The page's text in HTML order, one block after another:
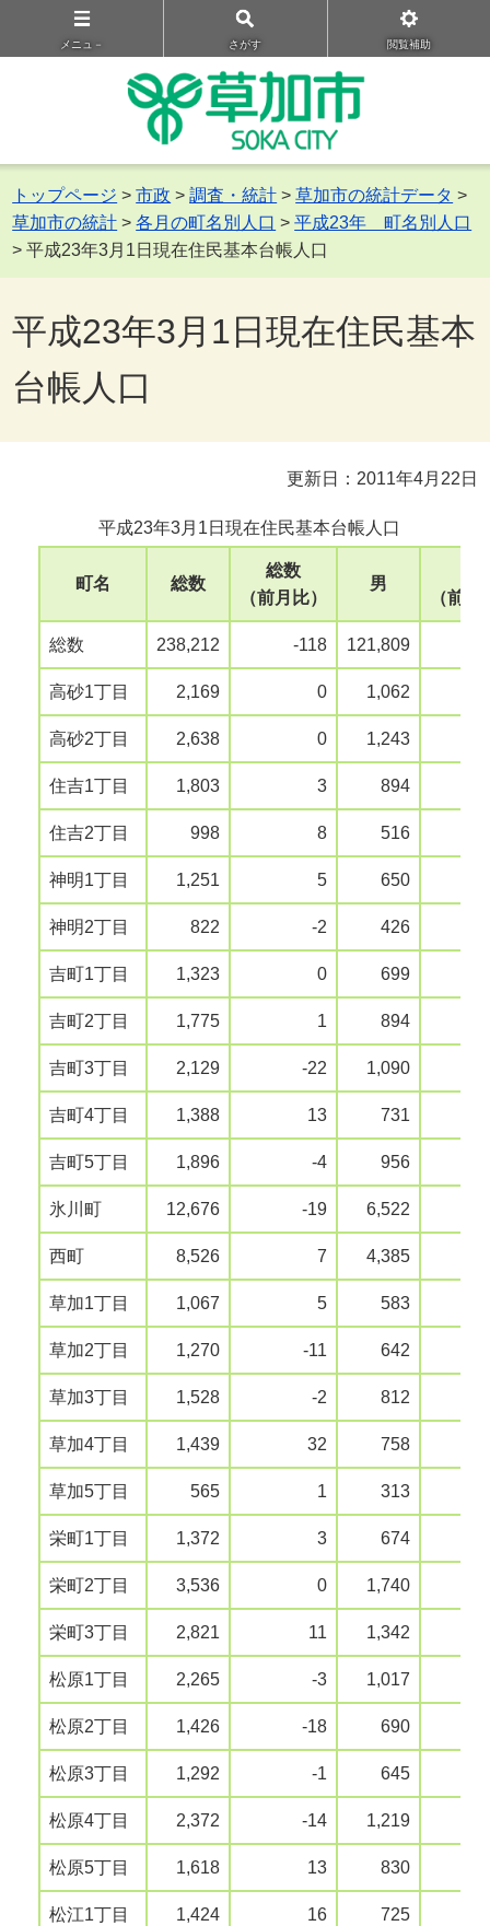
メニュ－ さがす 閲覧補助
トップページ >市政 >調査・統計 >草加市の統計データ >
草加市の統計 >各月の町名別人口 >平成23年 町名別人口
> 平成23年3月1日現在住民基本台帳人口
平成23年3月1日現在住民基本
台帳人口
更新日：2011年4月22日
平成23年3月1日現在住民基本台帳人口
町名 総数
総数
（前月比）
男
（前月
総数 238,212 -118 121,809
高砂1丁目 2,169 0 1,062
高砂2丁目 2,638 0 1,243
住吉1丁目 1,803 3 894
住吉2丁目 998 8 516
神明1丁目 1,251 5 650
神明2丁目 822 -2 426
吉町1丁目 1,323 0 699
吉町2丁目 1,775 1 894
吉町3丁目 2,129 -22 1,090
吉町4丁目 1,388 13 731
吉町5丁目 1,896 -4 956
氷川町 12,676 -19 6,522
西町 8,526 7 4,385
草加1丁目 1,067 5 583
草加2丁目 1,270 -11 642
草加3丁目 1,528 -2 812
草加4丁目 1,439 32 758
草加5丁目 565 1 313
栄町1丁目 1,372 3 674
栄町2丁目 3,536 0 1,740
栄町3丁目 2,821 11 1,342
松原1丁目 2,265 -3 1,017
松原2丁目 1,426 -18 690
松原3丁目 1,292 -1 645
松原4丁目 2,372 -14 1,219
松原5丁目 1,618 13 830
松江1丁目 1,424 16 725